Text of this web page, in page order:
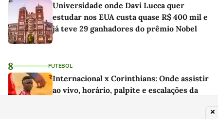
Universidade onde Davi Lucca quer
estudar nos EUA custa quase R$ 400 mil e
já teve 29 ganhadores do prêmio Nobel
8 FUTEBOL
Internacional x Corinthians: Onde assistir
ao vivo, horário, palpite e escalações da